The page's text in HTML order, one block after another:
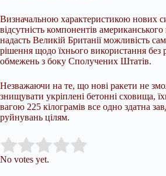
Визначальною характеристикою нових
відсутність компонентів
надасть Великій Британії можливість
рішення щодо їхнього використання
обмежень з боку Сполучених Штатів.
Незважаючи на те, що нові ракети не
знищувати укріплені бетонні сховища,
вагою 225 кілограмів все одно здатна
руйнувань цілям.
Rate this item:
No votes yet.